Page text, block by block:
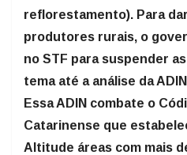
reflorestamento). Para
produtores rurais, o
no STF para suspender
tema até a análise da
Essa ADIN combate o
Catarinense que
Altitude áreas com mais